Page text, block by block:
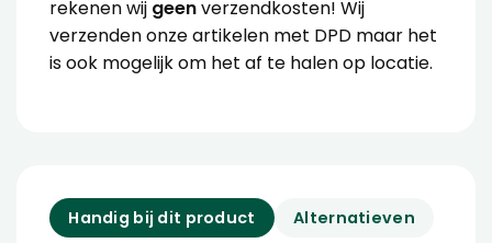
rekenen wij geenverzendkosten! Wij
verzenden onze artikelen met DPD maar het
is ook mogelijk om het af te halen op locatie.
Handig bij dit product Alternatieven